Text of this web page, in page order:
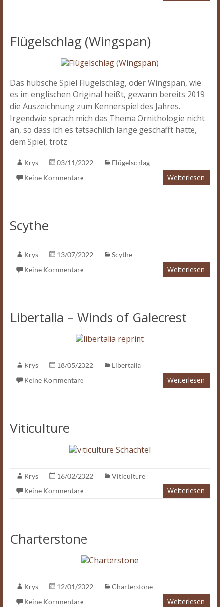
Flügelschlag (Wingspan)
Das hübsche Spiel Flügelschlag, oder Wingspan, wie
es im englischen Original heißt, gewann bereits 2019
die Auszeichnung zum Kennerspiel des Jahres.
Irgendwie sprach mich das Thema Ornithologie nicht
an, so dass ich es tatsächlich lange geschafft hatte,
dem Spiel, trotz
Krys 03/11/2022
Flügelschlag
Keine Kommentare
Weiterlesen
Scythe
Krys 13/07/2022
Scythe
Keine Kommentare
Weiterlesen
Libertalia – Winds of Galecrest
Krys 18/05/2022
Libertalia
Keine Kommentare
Weiterlesen
Viticulture
Krys 16/02/2022
Viticulture
Keine Kommentare
Weiterlesen
Charterstone
Krys 12/01/2022
Charterstone
Keine Kommentare
Weiterlesen